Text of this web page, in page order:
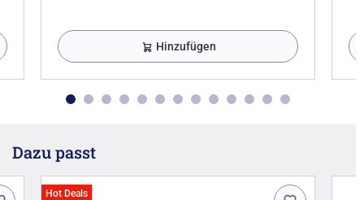
Hinzufügen
Dazu passt
Hot Deals